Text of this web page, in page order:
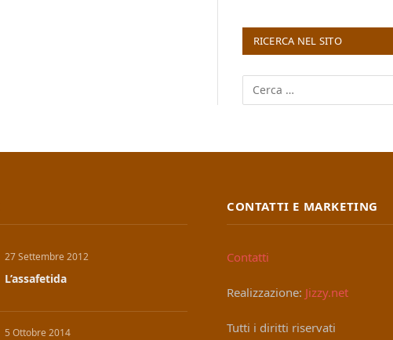
RICERCA NEL SITO
27 Settembre 2012
L’assafetida
5 Ottobre 2014
CONTATTI E MARKETING
Contatti
Realizzazione: Jizzy.net
Tutti i diritti riservati